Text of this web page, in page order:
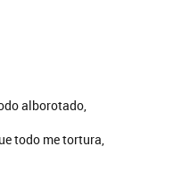
alborotado,
todo me tortura,